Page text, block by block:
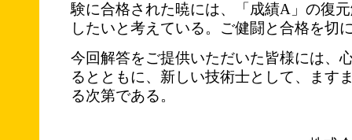
験に合格された暁には、「成績A」の復
したいと考えている。ご健闘と合格を切
今回解答をご提供いただいた皆様には、
るとともに、新しい技術士として、ます
る次第である。